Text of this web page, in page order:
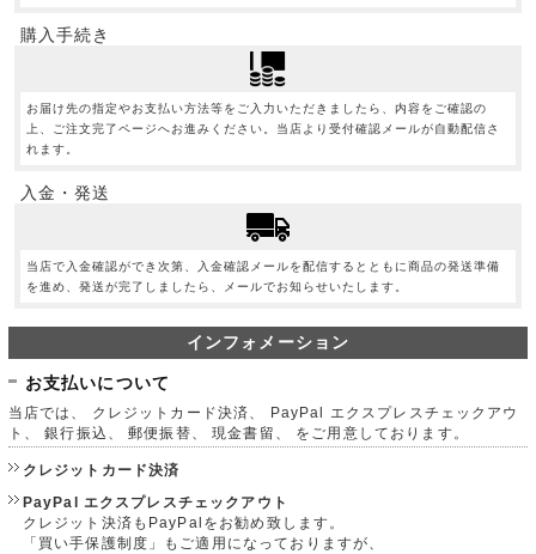
購入手続き
お届け先の指定やお支払い方法等をご入力いただきましたら、内容をご確認の
上、ご注文完了ページへお進みください。当店より受付確認メールが自動配信さ
れます。
入金・発送
当店で入金確認ができ次第、入金確認メールを配信するとともに商品の発送準備
を進め、発送が完了しましたら、メールでお知らせいたします。
インフォメーション
お支払いについて
当店では、 クレジットカード決済、 PayPal エクスプレスチェックアウ
ト、 銀行振込、 郵便振替、 現金書留、 をご用意しております。
クレジットカード決済
PayPal エクスプレスチェックアウト
クレジット決済もPayPalをお勧め致します。
「買い手保護制度」もご適用になっておりますが、